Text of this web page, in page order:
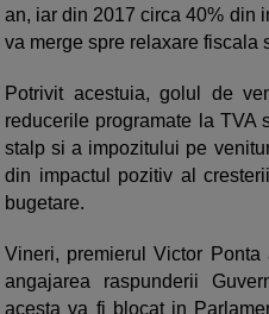
an, iar din 2017 circa 40% din
va merge spre relaxare fiscala
Potrivit acestuia, golul de
reducerile programate la TVA
stalp si a impozitului pe
din impactul pozitiv al
bugetare.
Vineri, premierul Victor
angajarea raspunderii
acesta va fi blocat in